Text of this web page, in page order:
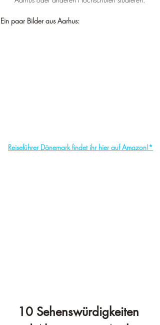
Ein paar Bilder aus Aarhus:
Reiseführer Dänemark findet ihr hier auf Amazon!*
10 Sehenswürdigkeiten